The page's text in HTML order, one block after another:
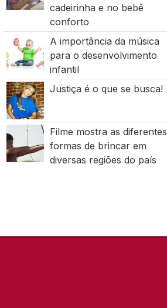
cadeirinha e no bebê
conforto
A importância da música
para o desenvolvimento
infantil
Justiça é o que se busca!
Filme mostra as diferentes
formas de brincar em
diversas regiões do país